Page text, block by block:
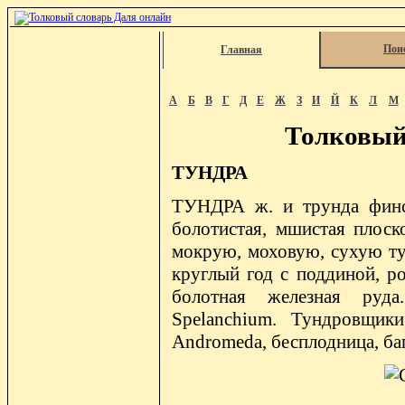
Главная
А Б В Г Д Е Ж З И Й К Л М
ТУНДРА
ТУНДРА ж. и трунда
болотистая, мшистая
мокрую, моховую, сухую
круглый год с поддиной,
болотная железная
Spelanchium.
Andromeda, бесплодница,